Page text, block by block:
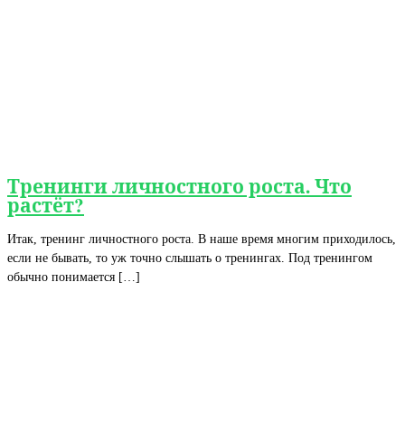
Тренинги личностного роста. Что
растёт?
Итак, тренинг личностного роста. В наше время многим приходилось,
если не бывать, то уж точно слышать о тренингах. Под тренингом
обычно понимается […]